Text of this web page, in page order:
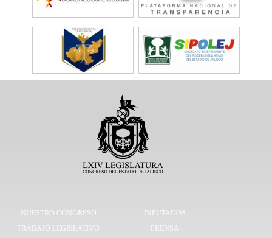
NUESTRO CONGRESO
DIPUTADOS
TRABAJO LEGISLATIVO
PRENSA